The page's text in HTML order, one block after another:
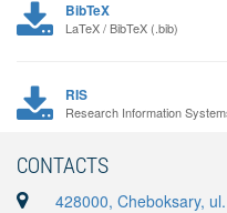
BibTeX
LaTeX / BibTeX (.bib)
RIS
Research Information
CONTACTS
428000, Cheboksary,